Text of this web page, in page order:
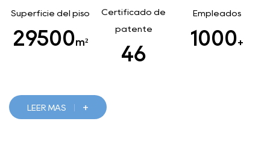
Superficie del piso
29500m²
Certificado de
patente
46
Empleados
1000+
LEER MÁS +